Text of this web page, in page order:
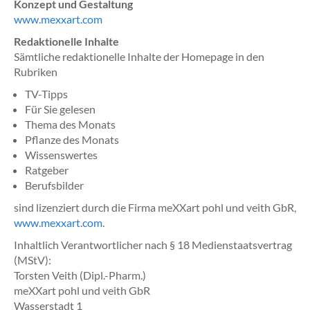
Konzept und Gestaltung
www.mexxart.com
Redaktionelle Inhalte
Sämtliche redaktionelle Inhalte der Homepage in den
Rubriken
TV-Tipps
Für Sie gelesen
Thema des Monats
Pflanze des Monats
Wissenswertes
Ratgeber
Berufsbilder
sind lizenziert durch die Firma meXXart pohl und veith GbR,
www.mexxart.com.
Inhaltlich Verantwortlicher nach § 18 Medienstaatsvertrag
(MStV):
Torsten Veith (Dipl.-Pharm.)
meXXart pohl und veith GbR
Wasserstadt 1